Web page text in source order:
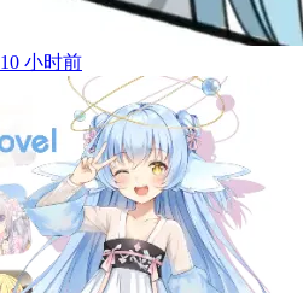
10 小时前